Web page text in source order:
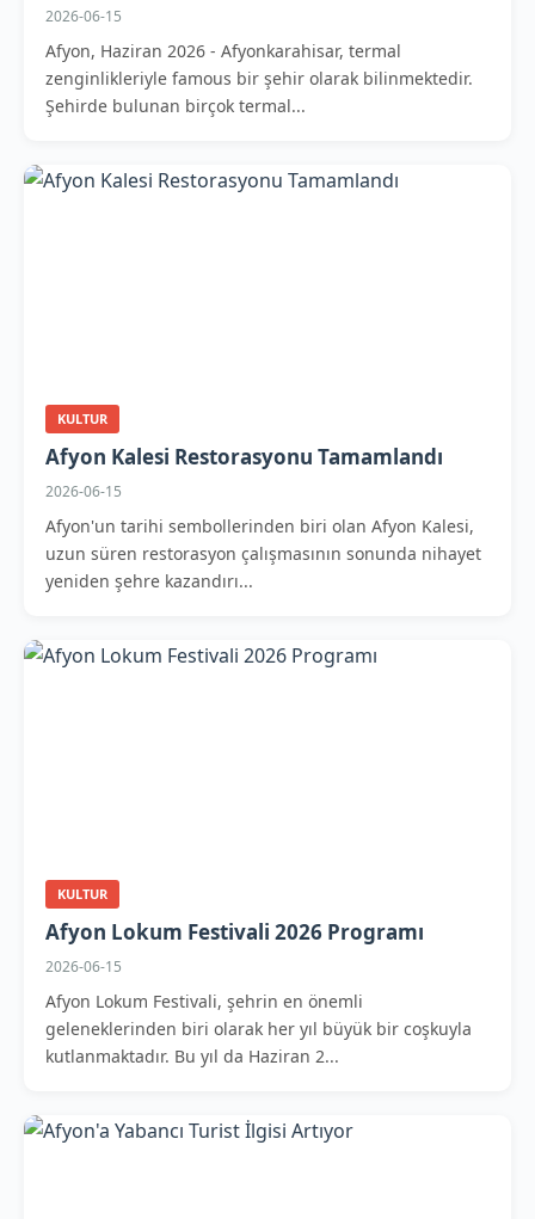
2026-06-15
Afyon, Haziran 2026 - Afyonkarahisar, termal
zenginlikleriyle famous bir şehir olarak bilinmektedir.
Şehirde bulunan birçok termal...
KULTUR
Afyon Kalesi Restorasyonu Tamamlandı
2026-06-15
Afyon'un tarihi sembollerinden biri olan Afyon Kalesi,
uzun süren restorasyon çalışmasının sonunda nihayet
yeniden şehre kazandırı...
KULTUR
Afyon Lokum Festivali 2026 Programı
2026-06-15
Afyon Lokum Festivali, şehrin en önemli
geleneklerinden biri olarak her yıl büyük bir coşkuyla
kutlanmaktadır. Bu yıl da Haziran 2...